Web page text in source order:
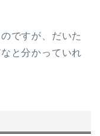
ですが、だいた
と分かっていれ